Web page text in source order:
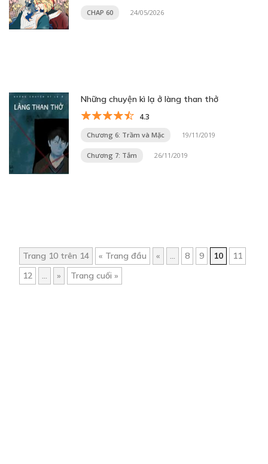
CHAP 60 24/05/2026
Những chuyện kì lạ ở làng than thở
4.3
Chương 6: Trầm và Mặc 19/11/2019
Chương 7: Tắm 26/11/2019
Trang 10 trên 14 « Trang đầu « ... 8 9 10
11
12
... » Trang cuối »